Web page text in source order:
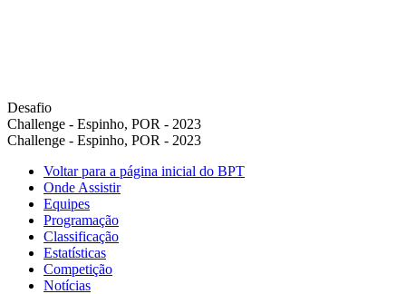
Desafio
Challenge - Espinho, POR - 2023
Challenge - Espinho, POR - 2023
Voltar para a página inicial do BPT
Onde Assistir
Equipes
Programação
Classificação
Estatísticas
Competição
Notícias